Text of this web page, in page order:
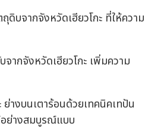
ดิบจากจังหวัดเฮียวโกะ ที่ให้ความ
กจังหวัดเฮียวโกะ เพิ่มความ
างบนเตาร้อนด้วยเทคนิคเทปัน
อย่างสมบูรณ์แบบ